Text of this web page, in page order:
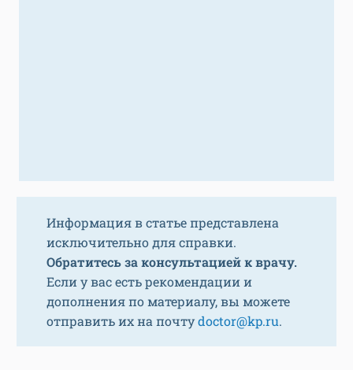
Информация в статье представлена
исключительно для справки.
Обратитесь за консультацией к врачу.
Если у вас есть рекомендации и
дополнения по материалу, вы можете
отправить их на почтуdoctor@kp.ru.